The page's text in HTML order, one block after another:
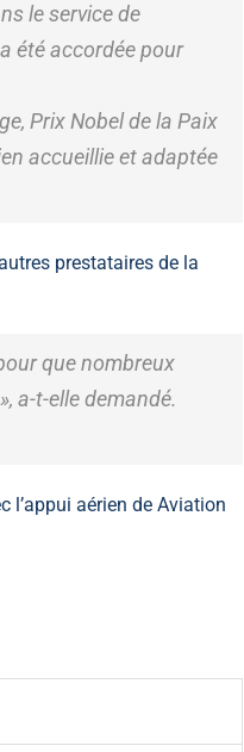
le service de
été accordée pour
Prix Nobel de la Paix
accueillie et adaptée
prestataires de la
que nombreux
a-t-elle demandé.
l’appui aérien de Aviation